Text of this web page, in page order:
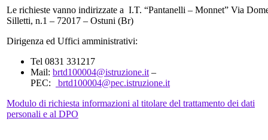
Le richieste vanno indirizzate a I.T. “Pantanelli – Monnet” Via
Silletti, n.1 – 72017 – Ostuni (Br)
Dirigenza ed Uffici amministrativi:
Tel 0831 331217
Mail: brtd100004@istruzione.it –
PEC:
brtd100004@pec.istruzione.it
Modulo di richiesta informazioni al titolare del trattamento dei dati
personali e al DPO